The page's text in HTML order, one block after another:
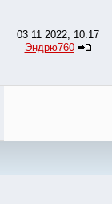
03 11 2022, 10:17
Эндрю760